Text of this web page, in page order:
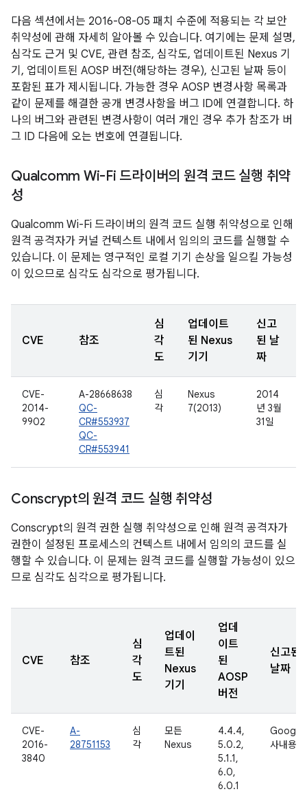
다음 섹션에서는 2016-08-05 패치 수준에 적용되는 각 보안
취약성에 관해 자세히 알아볼 수 있습니다. 여기에는 문제 설명,
심각도 근거 및 CVE, 관련 참조, 심각도, 업데이트된 Nexus 기
기, 업데이트된 AOSP 버전(해당하는 경우), 신고된 날짜 등이
포함된 표가 제시됩니다. 가능한 경우 AOSP 변경사항 목록과
같이 문제를 해결한 공개 변경사항을 버그 ID에 연결합니다. 하
나의 버그와 관련된 변경사항이 여러 개인 경우 추가 참조가 버
그 ID 다음에 오는 번호에 연결됩니다.
Qualcomm Wi-Fi 드라이버의 원격 코드 실행 취약
성
Qualcomm Wi-Fi 드라이버의 원격 코드 실행 취약성으로 인해
원격 공격자가 커널 컨텍스트 내에서 임의의 코드를 실행할 수
있습니다. 이 문제는 영구적인 로컬 기기 손상을 일으킬 가능성
이 있으므로 심각도 심각으로 평가됩니다.
CVE 참조
심
각
도
업데이트
된 Nexus
기기
신고
된 날
짜
CVE-
2014-
9902
A-28668638
QC-
CR#553937
QC-
CR#553941
심
각
Nexus
7(2013)
2014
년 3월
31일
Conscrypt의 원격 코드 실행 취약성
Conscrypt의 원격 권한 실행 취약성으로 인해 원격 공격자가
권한이 설정된 프로세스의 컨텍스트 내에서 임의의 코드를 실
행할 수 있습니다. 이 문제는 원격 코드를 실행할 가능성이 있으
므로 심각도 심각으로 평가됩니다.
CVE 참조
심
각
도
업데이
트된
Nexus
기기
업데
이트
된
AOSP
버전
신고된
날짜
CVE-
2016-
3840
A-
28751153
심
각
모든
Nexus
4.4.4,
5.0.2,
5.1.1,
6.0,
6.0.1
Google
사내용